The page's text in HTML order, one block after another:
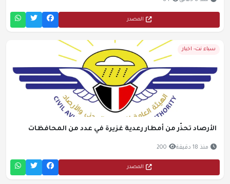
المصدر
سباء نت- اخبار
الأرصاد تحذّر من أمطار رعدية غزيرة في عدد من المحافظات
منذ 18 دقيقة 200
المصدر